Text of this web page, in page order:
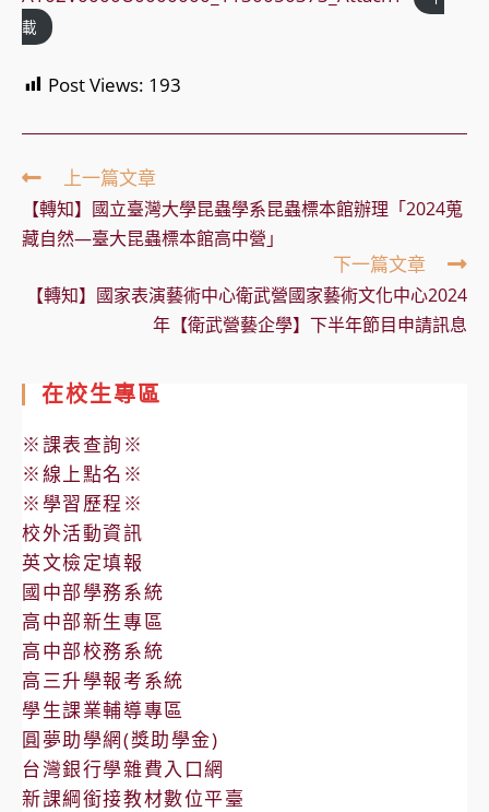
載
Post Views: 193
Read
more
articles
上一篇文章
【轉知】國立臺灣大學昆蟲學系昆蟲標本館辦理「2024蒐
藏自然—臺大昆蟲標本館高中營」
下一篇文章
【轉知】國家表演藝術中心衛武營國家藝術文化中心2024
年【衛武營藝企學】下半年節目申請訊息
在校生專區
※課表查詢※
※線上點名※
※學習歷程※
校外活動資訊
英文檢定填報
國中部學務系統
高中部新生專區
高中部校務系統
高三升學報考系統
學生課業輔導專區
圓夢助學網(獎助學金)
台灣銀行學雜費入口網
新課綱銜接教材數位平臺